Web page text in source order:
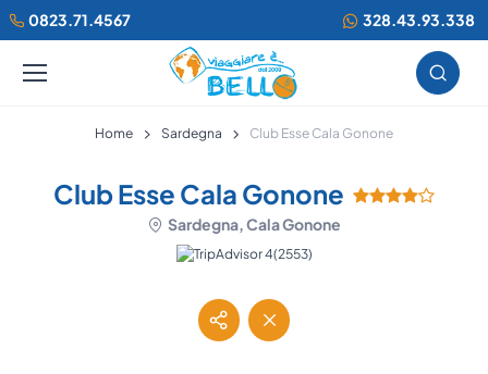
0823.71.4567 328.43.93.338
Home Sardegna Club Esse Cala Gonone
Club Esse Cala Gonone
Sardegna, Cala Gonone
(2553)